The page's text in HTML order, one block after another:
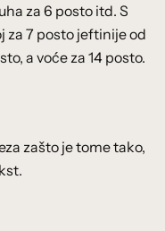
za 6 posto itd. S
za 7 posto jeftinije od
a voće za 14 posto.
zašto je tome tako,